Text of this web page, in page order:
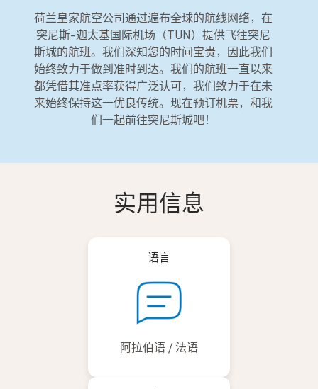
荷兰皇家航空公司通过遍布全球的航线网络，在
突尼斯-迦太基国际机场（TUN）提供飞往突尼
斯城的航班。我们深知您的时间宝贵，因此我们
始终致力于做到准时到达。我们的航班一直以来
都凭借其准点率获得广泛认可，我们致力于在未
来始终保持这一优良传统。现在预订机票，和我
们一起前往突尼斯城吧！
实用信息
语言
阿拉伯语 / 法语